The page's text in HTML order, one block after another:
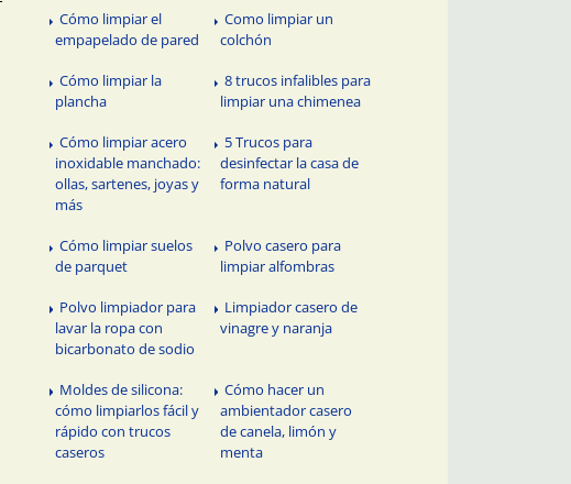
Cómo limpiar el
empapelado de pared
Como limpiar un
colchón
Cómo limpiar la
plancha
8 trucos infalibles para
limpiar una chimenea
Cómo limpiar acero
inoxidable manchado:
ollas, sartenes, joyas y
más
5 Trucos para
desinfectar la casa de
forma natural
Cómo limpiar suelos
de parquet
Polvo casero para
limpiar alfombras
Polvo limpiador para
lavar la ropa con
bicarbonato de sodio
Limpiador casero de
vinagre y naranja
Moldes de silicona:
cómo limpiarlos fácil y
rápido con trucos
caseros
Cómo hacer un
ambientador casero
de canela, limón y
menta